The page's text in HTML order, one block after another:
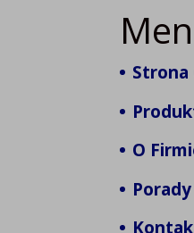
Strona
O
Porady